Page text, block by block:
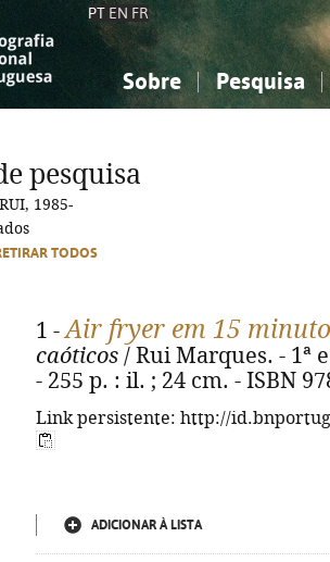
PT EN FR
Sobre Pesquisa
Ciências sociais...
Ciências sociais...
pesquisa
1985-
TODOS
1 -Air fryer em 15
caóticos / Rui Marques. - 1ª
- 255 p. : il. ; 24 cm. - ISBN
Link persistente: http://
ADICIONAR À LISTA